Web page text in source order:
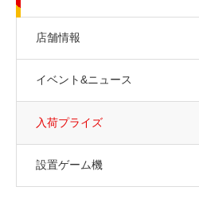
店舗情報
イベント&ニュース
入荷プライズ
設置ゲーム機